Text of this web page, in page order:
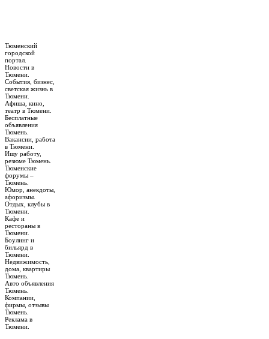
Тюменский
городской
портал.
Новости в
Тюмени.
События, бизнес,
светская жизнь в
Тюмени.
Афиша, кино,
театр в Тюмени.
Бесплатные
объявления
Тюмень.
Вакансии, работа
в Тюмени.
Ищу работу,
резюме Тюмень.
Тюменские
форумы –
Тюмень.
Юмор, анекдоты,
афоризмы.
Отдых, клубы в
Тюмени.
Кафе и
рестораны в
Тюмени.
Боулинг и
бильярд в
Тюмени.
Недвижимость,
дома, квартиры
Тюмень.
Авто объявления
Тюмень.
Компании,
фирмы, отзывы
Тюмень.
Реклама в
Тюмени.